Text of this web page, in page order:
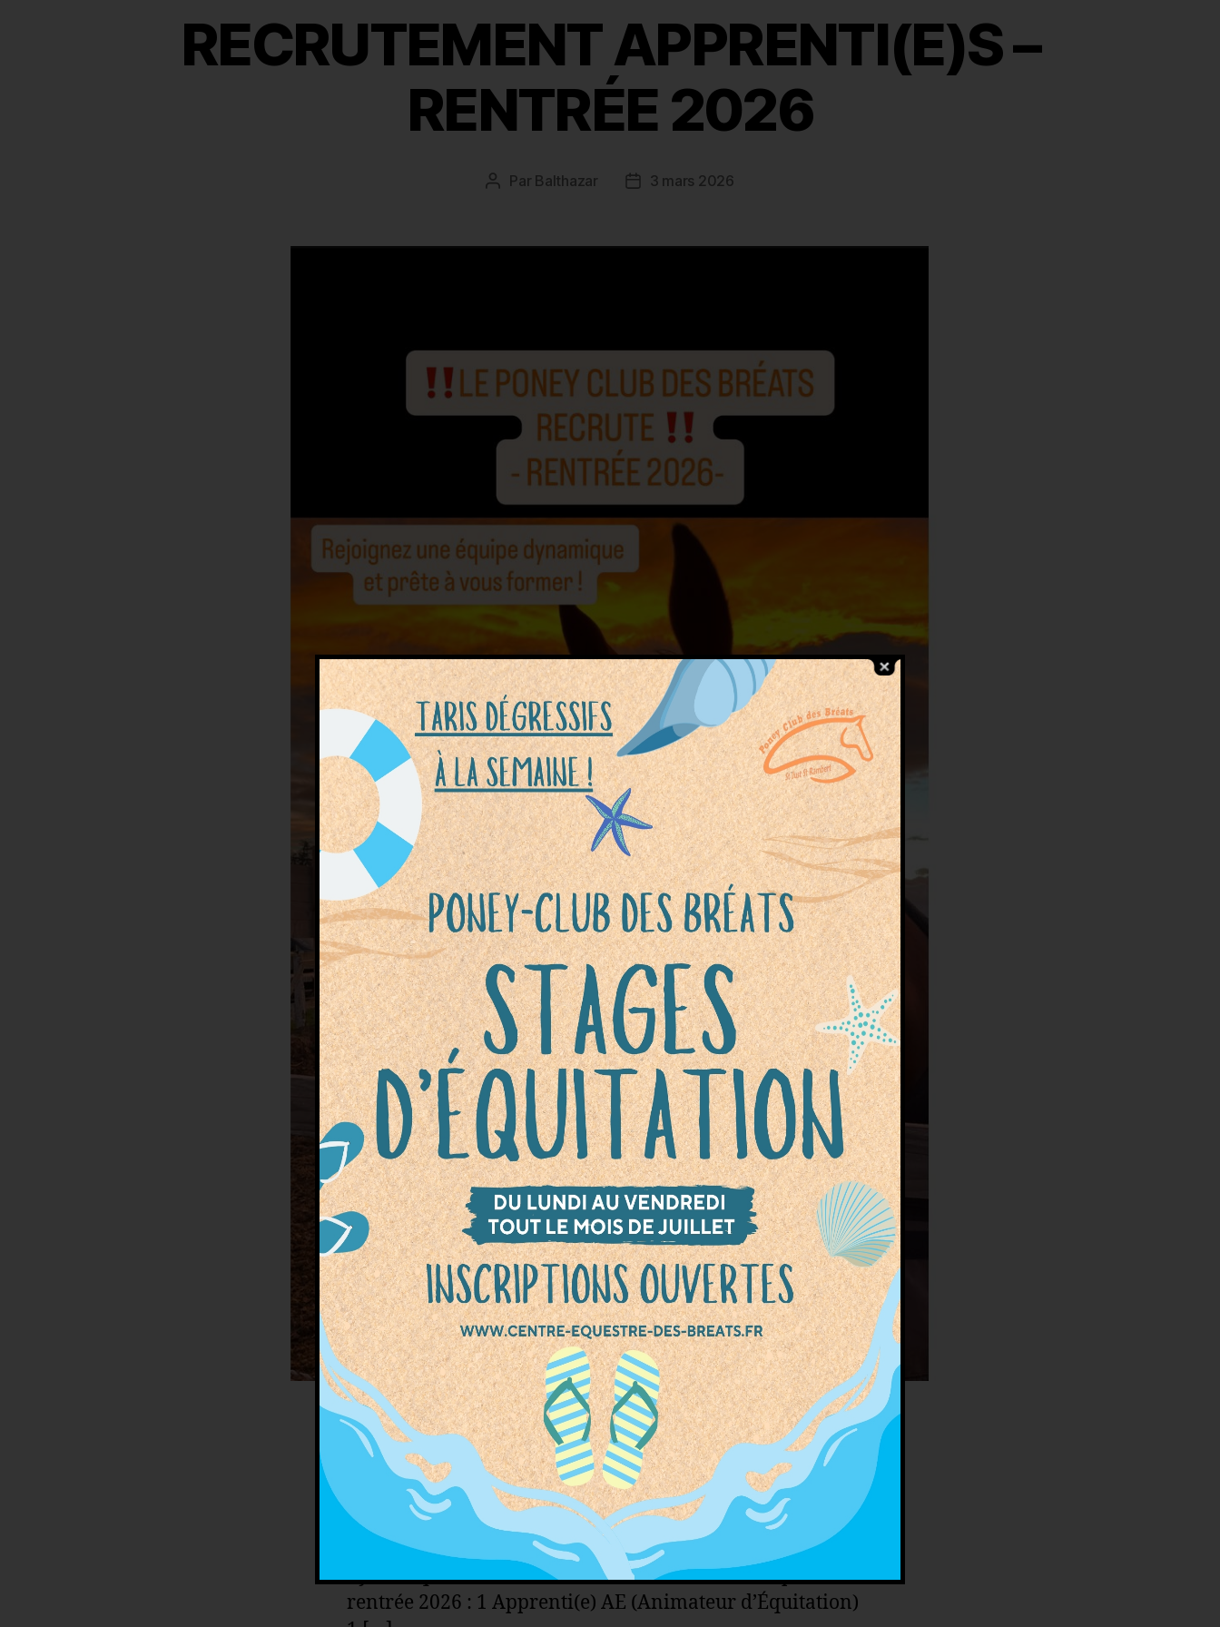
RECRUTEMENT APPRENTI(E)S –
RENTRÉE 2026
Auteur
Par Balthazar
Date3 mars 2026
Le Poney Club des Bréats, situé à Saint-Just-Saint-Rambert,
prépare dès maintenant la rentrée 2026 ! Tu rêves de faire
de ta passion pour les chevaux ton métier ? Tu veux
apprendre, progresser et évoluer au sein d’une structure
dynamique et bienveillante ? Nous recherchons pour la
rentrée 2026 : 1 Apprenti(e) AE (Animateur d’Équitation)